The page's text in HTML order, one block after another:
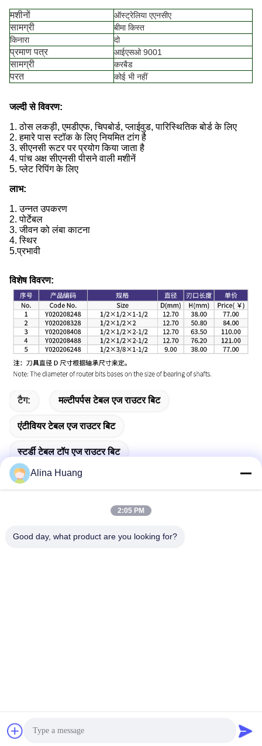
मशीनों ऑस्ट्रेलिया एएनसीए
सामग्री
बीमा किस्त
किनारा
दो
प्रमाण पत्र आईएसओ 9001
सामग्री करबैड
परत कोई भी नहीं
जल्दी से विवरण:
1. ठोस लकड़ी, एमडीएफ, चिपबोर्ड, प्लाईवुड, पारिस्थितिक बोर्ड के लिए
2. हमारे पास स्टॉक के लिए नियमित टांग है
3. सीएनसी रूटर पर प्रयोग किया जाता है
4. पांच अक्ष सीएनसी पीसने वाली मशीनें
5. प्लेट रिपिंग के लिए
लाभ:
1. उन्नत उपकरण
2. पोर्टेबल
3. जीवन को लंबा काटना
4. स्थिर
5.प्रभावी
विशेष विवरण:
टैग: मल्टीपर्पस टेबल एज राउटर बिट
एंटीवियर टेबल एज राउटर बिट
स्टर्डी टेबल टॉप एज राउटर बिट
कॉपीराइट © 2022-2026 Foshan Nanhai Yongtai Saw Co., Ltd . सब
Alina Huang
2:05 PM
Good day, what product are you looking for?